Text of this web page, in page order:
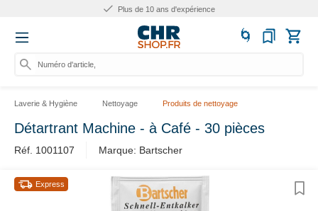
Plus de 10 ans d'expérience
Numéro d'article,
Laverie & Hygiène Nettoyage Produits de nettoyage
Détartrant Machine - à Café - 30 pièces
Réf. 1001107 Marque: Bartscher
Express